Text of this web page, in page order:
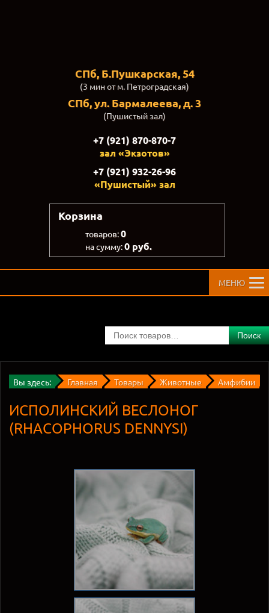
СПб, Б.Пушкарская, 54
(3 мин от м. Петроградская)
СПб, ул. Бармалеева, д. 3
(Пушистый зал)
+7 (921) 870-870-7
зал «Экзотов»
+7 (921) 932-26-96
«Пушистый» зал
Корзина
товаров:0
на сумму:0 руб.
МЕНЮ
Поиск
Вы здесь: Главная Товары Животные Амфибии
ИСПОЛИНСКИЙ ВЕСЛОНОГ
(RHACOPHORUS DENNYSI)